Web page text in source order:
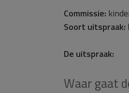
Commissie:
Soort uitspraak:
De uitspraak:
Waar gaat